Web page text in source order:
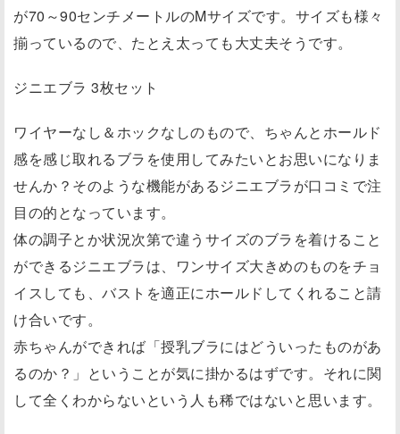
が70～90センチメートルのMサイズです。サイズも様々
揃っているので、たとえ太っても大丈夫そうです。
ジニエブラ 3枚セット
ワイヤーなし＆ホックなしのもので、ちゃんとホールド
感を感じ取れるブラを使用してみたいとお思いになりま
せんか？そのような機能があるジニエブラが口コミで注
目の的となっています。
体の調子とか状況次第で違うサイズのブラを着けること
ができるジニエブラは、ワンサイズ大きめのものをチョ
イスしても、バストを適正にホールドしてくれること請
け合いです。
赤ちゃんができれば「授乳ブラにはどういったものがあ
るのか？」ということが気に掛かるはずです。それに関
して全くわからないという人も稀ではないと思います。